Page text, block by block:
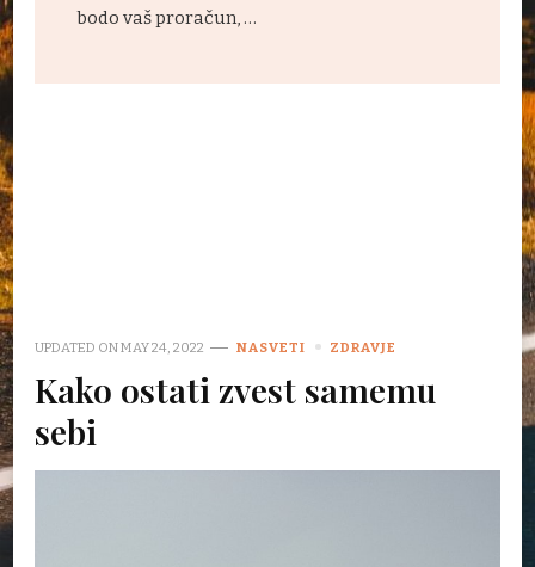
na plaži. Daleč od tega. Dandanes vse več
UPDATED ONMAY 24, 2022 NASVETI ZDRAVJE
Kako ostati zvest samemu
sebi